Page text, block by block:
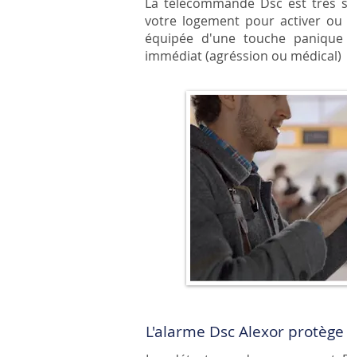
votre logement pour activer
équipée d'une touche
immédiat (agréssion ou médical)
L'alarme Dsc Alexor